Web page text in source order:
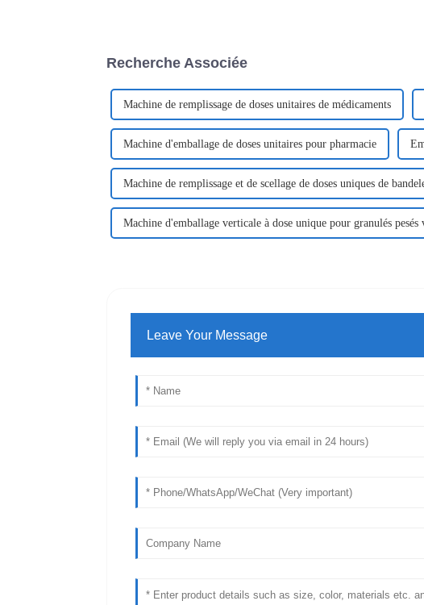
Recherche Associée
Machine de remplissage de doses unitaires de médicaments
Machine d'emballage de doses unitaires pour pharmacie
Machine de remplissage et de scellage de doses uniques de
Machine d'emballage verticale à dose unique pour granulés pesés
Leave Your Message